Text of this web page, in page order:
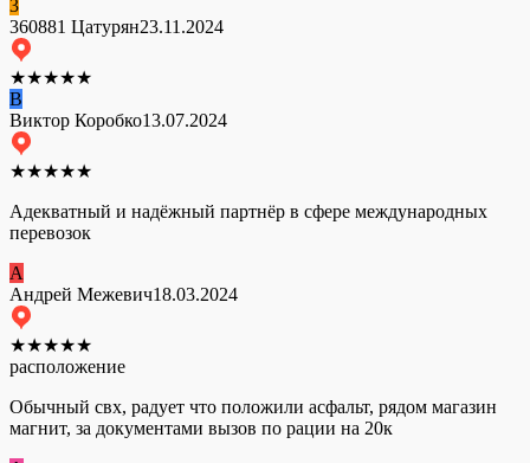
3
360881 Цатурян23.11.2024
★★★★★
В
Виктор Коробко13.07.2024
★★★★★
Адекватный и надёжный партнёр в сфере международных
перевозок
А
Андрей Межевич18.03.2024
★★★★★
расположение
Обычный свх, радует что положили асфальт, рядом магазин
магнит, за документами вызов по рации на 20к